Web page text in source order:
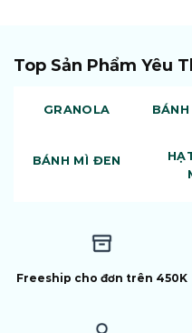
Top Sản Phẩm Yêu
GRANOLA
BÁNH MÌ ĐEN
Freeship cho đơn trên 450K